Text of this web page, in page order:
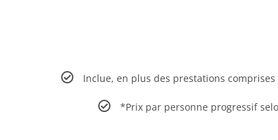
Inclue, en plus des prestations
*Prix par personne progressif